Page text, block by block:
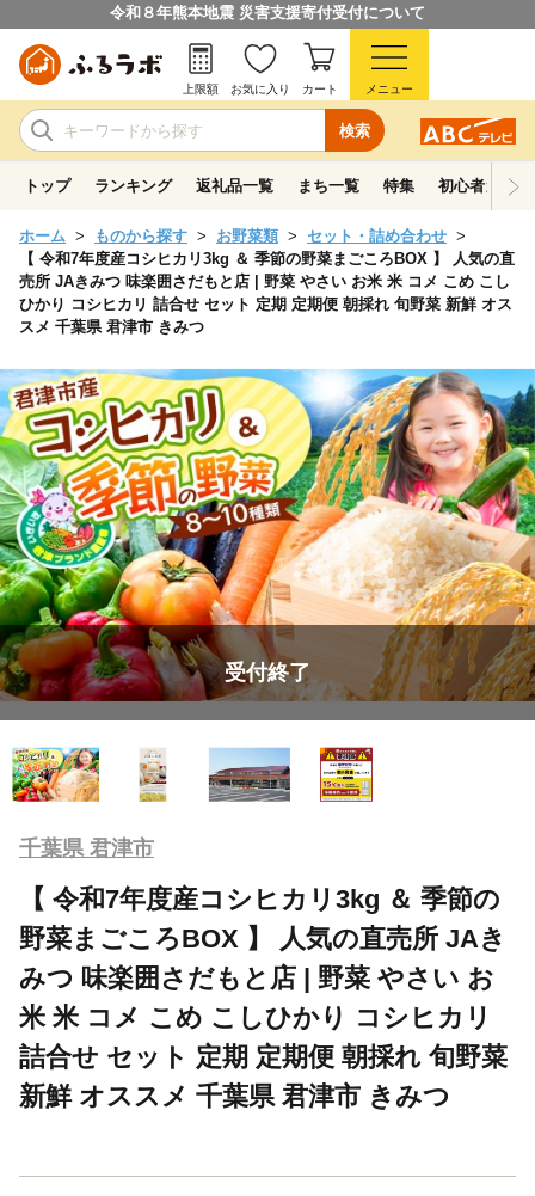
令和８年熊本地震 災害支援寄付受付について
検索
上限額 お気に入り カート メニュー
トップ ランキング 返礼品一覧 まち一覧 特集 初心者ガイド
ホーム ものから探す お野菜類
セット・詰め合わせ
【 令和7年度産コシヒカリ3kg ＆ 季節の野菜まごころBOX 】 人気の直
売所 JAきみつ 味楽囲さだもと店 | 野菜 やさい お米 米 コメ こめ こし
ひかり コシヒカリ 詰合せ セット 定期 定期便 朝採れ 旬野菜 新鮮 オス
スメ 千葉県 君津市 きみつ
受付終了
千葉県 君津市
【 令和7年度産コシヒカリ3kg ＆ 季節の
野菜まごころBOX 】 人気の直売所 JAき
みつ 味楽囲さだもと店 | 野菜 やさい お
米 米 コメ こめ こしひかり コシヒカリ
詰合せ セット 定期 定期便 朝採れ 旬野菜
新鮮 オススメ 千葉県 君津市 きみつ